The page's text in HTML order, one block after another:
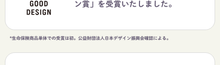
ン賞」を受賞いたしました。
*生命保険商品単体での受賞は初。公益財団法人日本デザイン振興会確認による。